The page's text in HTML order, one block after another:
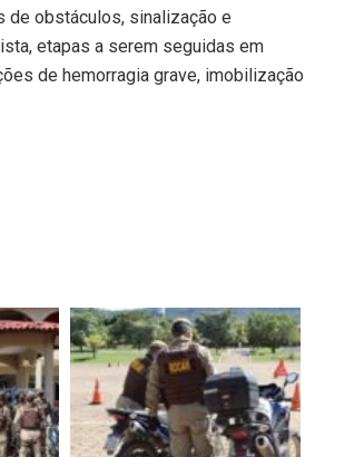
de obstáculos, sinalização e
etapas a serem seguidas em
de hemorragia grave, imobilização